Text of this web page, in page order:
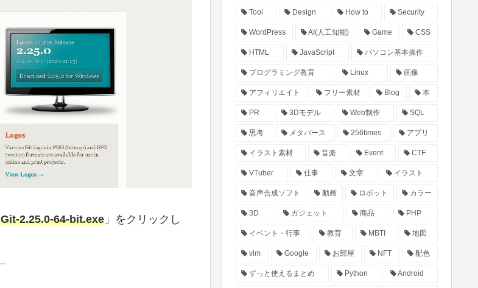
Git-2.25.0-64-bit.exe 」をクリックし
Tool Design How to Security
WordPress AI(人工知能) Game CSS
HTML JavaScript パソコン基本操作
プログラミング教育 Linux 画像
アフィリエイト フリー素材 Blog 本
PR 3Dモデル Web制作 SQL
思考 メタバース 256times アプリ
イラスト素材 音楽 Event CTF
VTuber 仕事 文章 イラスト
音声合成ソフト 動画 ロボット カラー
3D ガジェット 商品 PHP
イベント・行事 教育 MBTI 地図
vim Google お部屋 NFT 配色
ずっと使えるまとめ Python Android